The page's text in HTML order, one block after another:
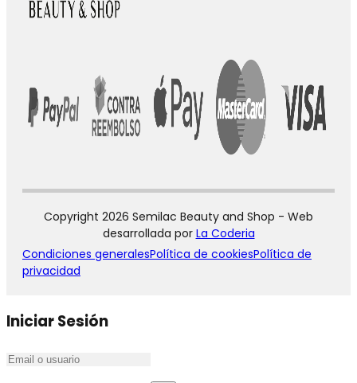
Copyright 2026 Semilac Beauty and Shop - Web
desarrollada por La Coderia
Condiciones generalesPolítica de cookiesPolítica de
privacidad
Iniciar Sesión